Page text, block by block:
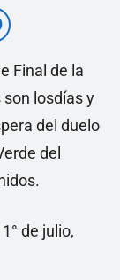
Final de la
son losdías y
del duelo
del
de julio,